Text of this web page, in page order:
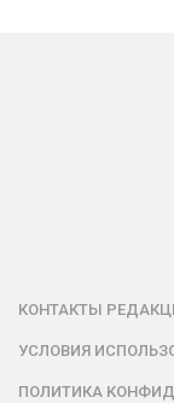
КОНТАКТЫ
УСЛОВИЯ
ПОЛИТИКА